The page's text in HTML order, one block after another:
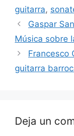
guitarra,
Gaspar
Música sobre
Francesco
guitarra
Deja un